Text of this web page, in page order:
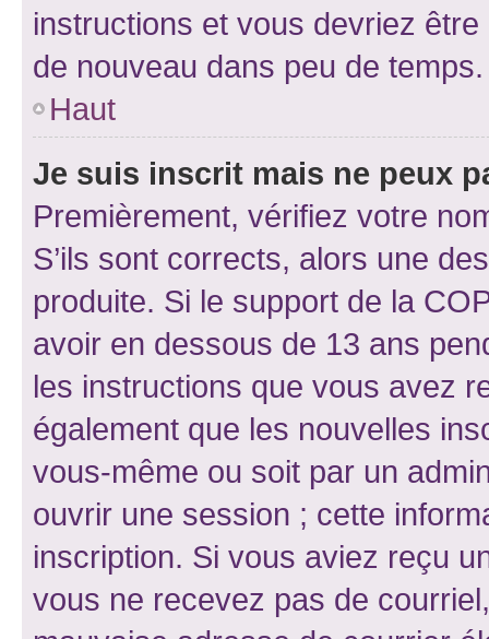
instructions et vous devriez
de nouveau dans peu de temps.
Haut
Je suis inscrit mais ne peux
Premièrement, vérifiez votre
S’ils sont corrects, alors une
produite. Si le support de la
avoir en dessous de 13 ans
les instructions que vous avez
également que les nouvelles
vous-même ou soit par un
ouvrir une session ; cette
inscription. Si vous aviez reçu
vous ne recevez pas de